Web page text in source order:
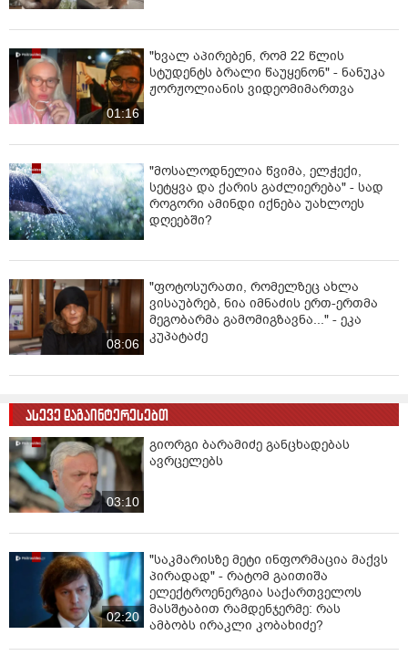
01:16
"ხვალ აპირებენ, რომ 22 წლის
სტუდენტს ბრალი წაუყენონ" - ნანუკა
ჟორჟოლიანის ვიდეომიმართვა
"მოსალოდნელია წვიმა, ელჭექი,
სეტყვა და ქარის გაძლიერება" - სად
როგორი ამინდი იქნება უახლოეს
დღეებში?
08:06
"ფოტოსურათი, რომელზეც ახლა
ვისაუბრებ, ნია იმნაძის ერთ-ერთმა
მეგობარმა გამომიგზავნა..." - ეკა
კუპატაძე
ასევე დაგაინტერესებთ
03:10
გიორგი ბარამიძე განცხადებას
ავრცელებს
02:20
"საკმარისზე მეტი ინფორმაცია მაქვს
პირადად" - რატომ გაითიშა
ელექტროენერგია საქართველოს
მასშტაბით რამდენჯერმე: რას
ამბობს ირაკლი კობახიძე?